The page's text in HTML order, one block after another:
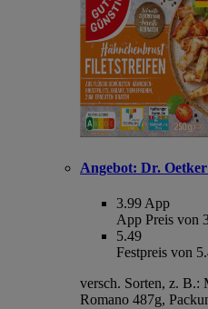
Angebot: Dr.
3.99 App
App Preis von
5.49
Festpreis von
versch. Sorten, z. B.:
Romano 487g,